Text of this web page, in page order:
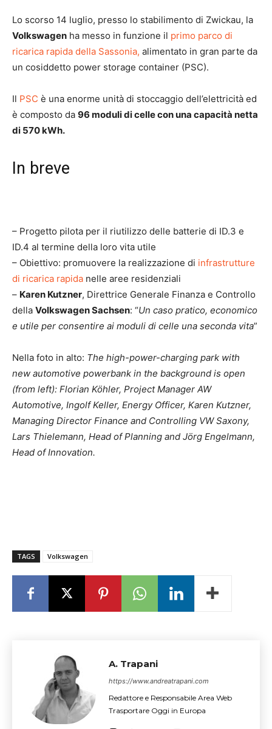
Lo scorso 14 luglio, presso lo stabilimento di Zwickau, la
Volkswagen ha messo in funzione il primo parco di
ricarica rapida della Sassonia, alimentato in gran parte da
un cosiddetto power storage container (PSC).
Il PSC è una enorme unità di stoccaggio dell’elettricità ed
è composto da 96 moduli di celle con una capacità netta
di 570 kWh.
In breve
– Progetto pilota per il riutilizzo delle batterie di ID.3 e
ID.4 al termine della loro vita utile
– Obiettivo: promuovere la realizzazione di infrastrutture
di ricarica rapida nelle aree residenziali
– Karen Kutzner, Direttrice Generale Finanza e Controllo
della Volkswagen Sachsen: “Un caso pratico, economico
e utile per consentire ai moduli di celle una seconda vita”
Nella foto in alto: The high-power-charging park with
new automotive powerbank in the background is open
(from left): Florian Köhler, Project Manager AW
Automotive, Ingolf Keller, Energy Officer, Karen Kutzner,
Managing Director Finance and Controlling VW Saxony,
Lars Thielemann, Head of Planning and Jörg Engelmann,
Head of Innovation.
TAGS Volkswagen
A. Trapani
https://www.andreatrapani.com
Redattore e Responsabile Area Web
Trasportare Oggi in Europa